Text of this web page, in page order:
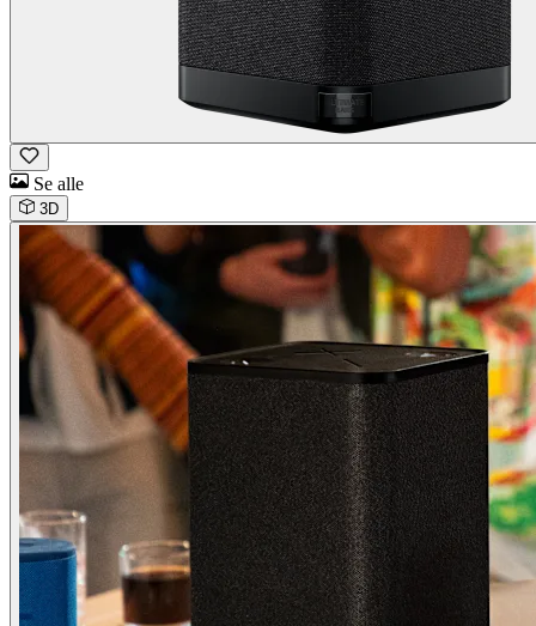
Se alle
3D